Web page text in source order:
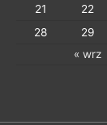
« wrz
21
22
28
29